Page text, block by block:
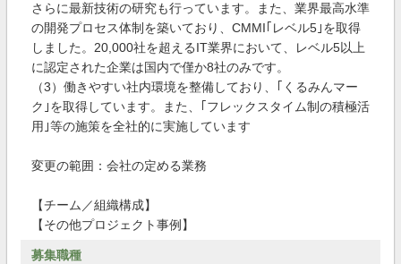
さらに最新技術の研究も行っています。また、業界最高水準
の開発プロセス体制を築いており、CMMI｢レベル5｣を取得
しました。20,000社を超えるIT業界において、レベル5以上
に認定された企業は国内で僅か8社のみです。
（3）働きやすい社内環境を整備しており、｢くるみんマー
ク｣を取得しています。また、｢フレックスタイム制の積極活
用｣等の施策を全社的に実施しています
変更の範囲：会社の定める業務
【チーム／組織構成】
【その他プロジェクト事例】
募集職種